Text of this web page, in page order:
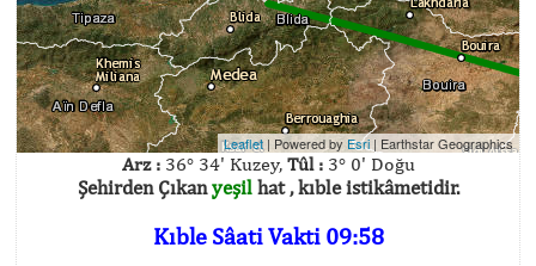
Leaflet | Powered by Esri | Earthstar Geographics
Arz :36° 34' Kuzey, Tûl :3° 0' Doğu
Şehirden Çıkanyeşilhat , kıble istikâmetidir.
Kıble Sâati Vakti 09:58